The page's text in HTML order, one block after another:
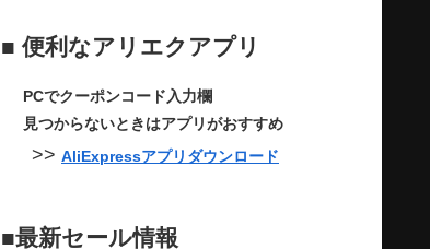
■ 便利なアリエクアプリ
PCでクーポンコード入力欄
見つからないときはアプリがおすすめ
>> AliExpressアプリダウンロード
■最新セール情報